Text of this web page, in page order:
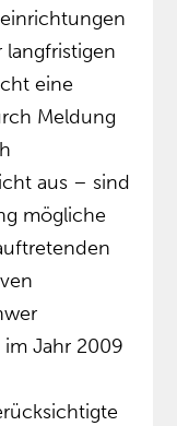
eine
Meldung
aus – sind
mögliche
im Jahr 2009